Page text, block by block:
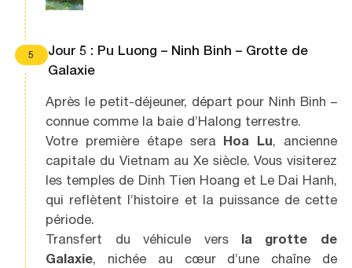
5
Jour 5 : Pu Luong – Ninh Binh – Grotte de
Galaxie
Après le petit-déjeuner, départ pour Ninh Binh –
connue comme la baie d’Halong terrestre.
Votre première étape sera Hoa Lu, ancienne
capitale du Vietnam au Xe siècle. Vous visiterez
les temples de Dinh Tien Hoang et Le Dai Hanh,
qui reflètent l’histoire et la puissance de cette
période.
Transfert du véhicule vers la grotte de
Galaxie, nichée au cœur d’une chaîne de